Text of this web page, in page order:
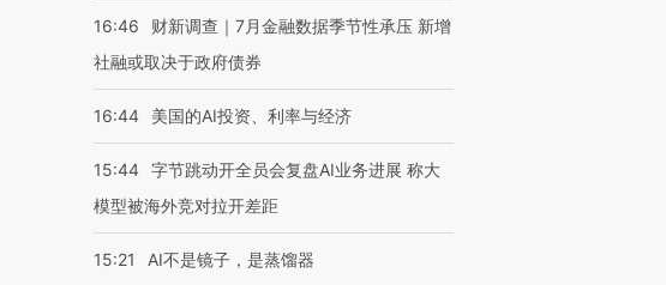
16:46
财新调查｜7月金融数据季节性承压 新增
社融或取决于政府债券
16:44 美国的AI投资、利率与经济
15:44 字节跳动开全员会复盘AI业务进展 称大
模型被海外竞对拉开差距
15:21 AI不是镜子，是蒸馏器